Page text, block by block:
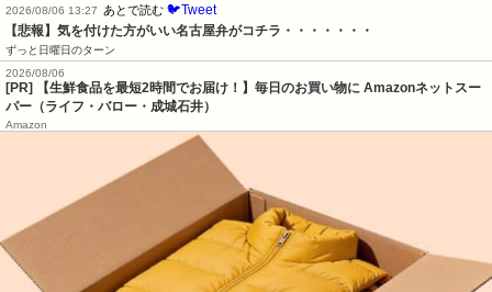
2026/08/06 13:27
あとで読む 🐦Tweet
【悲報】気を付けた方がいい名古屋弁がコチラ・・・・・・・
ずっと日曜日のターン
2026/08/06
[PR] 【生鮮食品を最短2時間でお届け！】毎日のお買い物に Amazonネットスー
パー（ライフ・バロー・成城石井）
Amazon